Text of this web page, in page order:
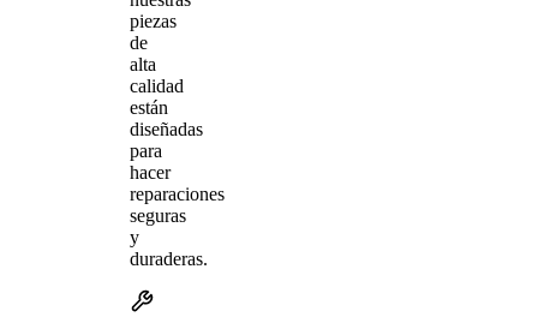
piezas
de
alta
calidad
están
diseñadas
para
hacer
reparaciones
seguras
y
duraderas.